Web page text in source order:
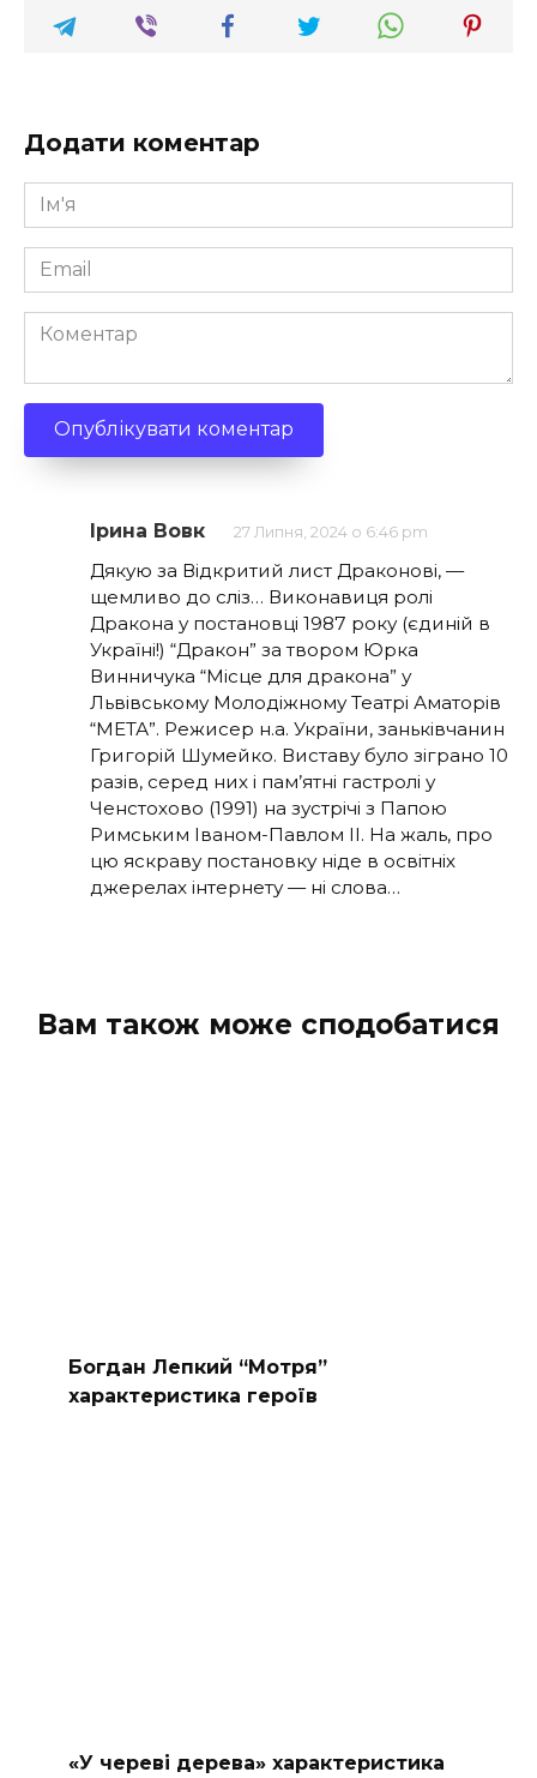
Додати коментар
Ім'я
*
Email
*
Коментар
Ірина Вовк 27 Липня, 2024 о 6:46 pm
Дякую за Відкритий лист Драконові, —
щемливо до сліз… Виконавиця ролі
Дракона у постановці 1987 року (єдиній в
Україні!) “Дракон” за твором Юрка
Винничука “Місце для дракона” у
Львівському Молодіжному Театрі Аматорів
“МЕТА”. Режисер н.а. України, заньківчанин
Григорій Шумейко. Виставу було зіграно 10
разів, серед них і пам’ятні гастролі у
Ченстохово (1991) на зустрічі з Папою
Римським Іваном-Павлом ІІ. На жаль, про
цю яскраву постановку ніде в освітніх
джерелах інтернету — ні слова…
Вам також може сподобатися
Богдан Лепкий “Мотря”
характеристика героїв
«У череві дерева» характеристика